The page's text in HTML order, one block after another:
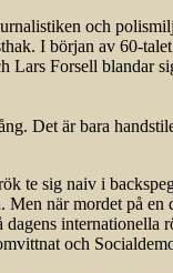
och
I början av 60-
Lars Forsell blandar
Det är bara
te sig naiv i
när mordet på en
internationella
och